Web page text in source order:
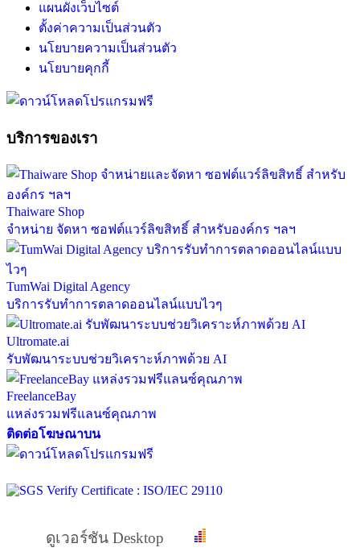
แผนผังเว็บไซต์
ตั้งค่าความเป็นส่วนตัว
นโยบายความเป็นส่วนตัว
นโยบายคุกกี้
บริการของเรา
Thaiware Shop
จำหน่าย จัดหา ซอฟต์แวร์ลิขสิทธิ์ สำหรับองค์กร ฯลฯ
TumWai Digital Agency
บริการรับทำการตลาดออนไลน์แบบไวๆ
Ultromate.ai
รับพัฒนาระบบช่วยวิเคราะห์ภาพด้วย AI
FreelanceBay
แหล่งรวมฟรีแลนซ์คุณภาพ
ติดต่อโฆษณาบน
ดูเวอร์ชัน Desktop